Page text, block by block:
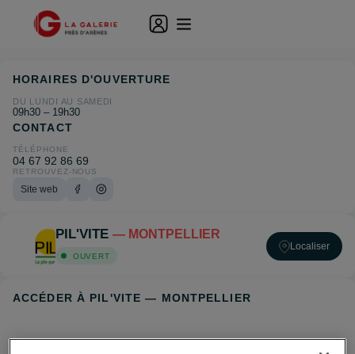
PIL'VITE — MONTPELLIER
OUVERT
Localiser
ACCÉDER À PIL'VITE — MONTPELLIER
HORAIRES D'OUVERTURE
DU LUNDI AU SAMEDI
09h30 – 19h30
CONTACT
TÉLÉPHONE
04 67 92 86 69
RETROUVEZ-NOUS
Site web